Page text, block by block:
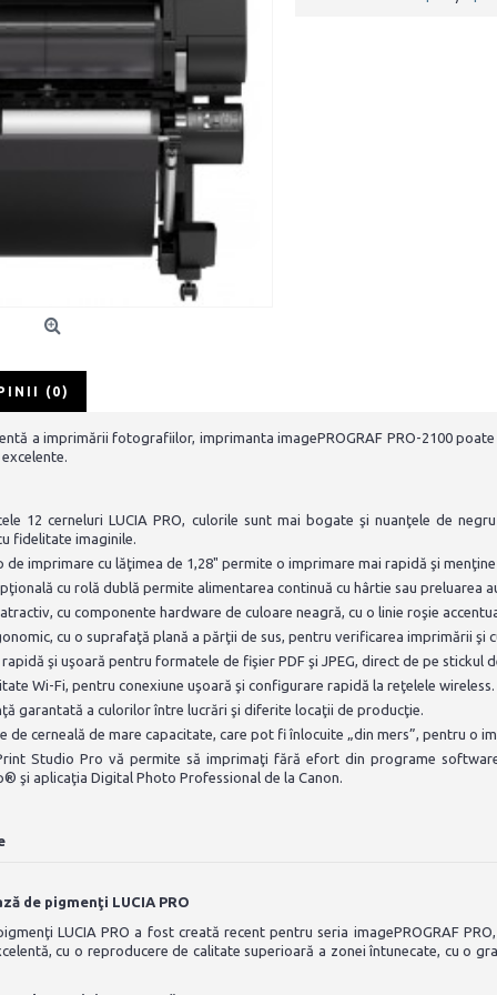
(0)
a imprimării fotografiilor, imprimanta imagePROGRAF PRO-2100
12 cerneluri LUCIA PRO, culorile sunt mai bogate şi nuanţele de
fidelitate imaginile.
de imprimare cu lăţimea de 1,28" permite o imprimare mai rapidă şi
cu rolă dublă permite alimentarea continuă cu hârtie sau preluarea
cu componente hardware de culoare neagră, cu o linie roşie
cu o suprafaţă plană a părţii de sus, pentru verificarea imprimării şi
şi uşoară pentru formatele de fişier PDF şi JPEG, direct de pe stickul
Wi-Fi, pentru conexiune uşoară şi configurare rapidă la reţelele wireless.
garantată a culorilor între lucrări şi diferite locaţii de producţie.
de cerneală de mare capacitate, care pot fi înlocuite „din mers”, pentru o
Studio Pro vă permite să imprimaţi fără efort din programe
şi aplicaţia Digital Photo Professional de la Canon.
de pigmenţi LUCIA PRO
LUCIA PRO a fost creată recent pentru seria imagePROGRAF
cu o reproducere de calitate superioară a zonei întunecate, cu o